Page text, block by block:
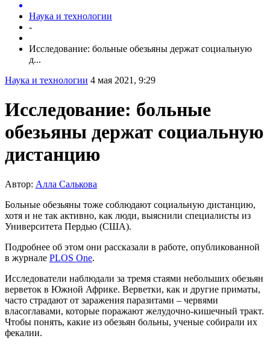
Наука и технологии
-
Исследование: больные обезьяны держат социальную
д...
Наука и технологии 4 мая 2021, 9:29
Исследование: больные
обезьяны держат социальную
дистанцию
Автор: Алла Салькова
Больные обезьяны тоже соблюдают социальную дистанцию,
хотя и не так активно, как люди, выяснили специалисты из
Университета Пердью (США).
Подробнее об этом они рассказали в работе, опубликованной
в журнале PLOS One.
Исследователи наблюдали за тремя стаями небольших обезьян
верветок в Южной Африке. Верветки, как и другие приматы,
часто страдают от заражения паразитами – червями
власоглавами, которые поражают желудочно-кишечный тракт.
Чтобы понять, какие из обезьян больны, ученые собирали их
фекалии.